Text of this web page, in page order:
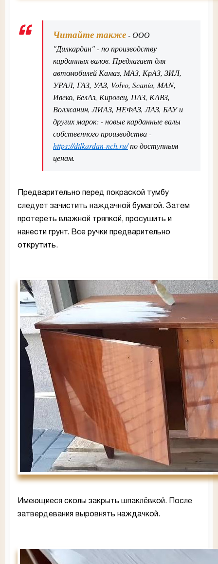
Читайте также- ООО
"Дилкардан" - по производству
карданных валов. Предлагает для
автомобилей Камаз, МАЗ, КрАЗ, ЗИЛ,
УРАЛ, ГАЗ, УАЗ, Volvo, Scania, MAN,
Ивеко, БелАз, Кировец, ПАЗ, КАВЗ,
Волжанин, ЛИАЗ, НЕФАЗ, ЛАЗ, БАУ и
других марок: - новые карданные валы
собственного производства -
https://dilkardan-nch.ru/по доступным
ценам.
Предварительно перед покраской тумбу
следует зачистить наждачной бумагой. Затем
протереть влажной тряпкой, просушить и
нанести грунт. Все ручки предварительно
открутить.
Имеющиеся сколы закрыть шпаклёвкой. После
затвердевания выровнять наждачкой.